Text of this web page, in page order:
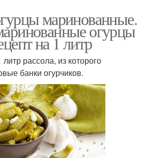
маринованные.
огурцы
на 1 литр
рассола, из которого
банки огурчиков.